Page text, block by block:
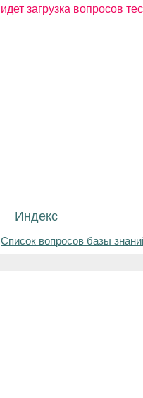
идет загрузка вопросов
Индекс
Список вопросов базы